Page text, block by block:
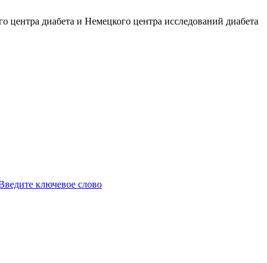
диабета и Немецкого центра исследований диабета
ключевое слово